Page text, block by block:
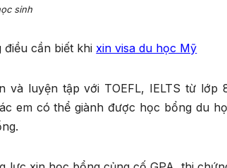
sinh
cần biết khi xin visa du học Mỹ
luyện tập với TOEFL, IELTS từ lớp
em có thể giành được học bổng du